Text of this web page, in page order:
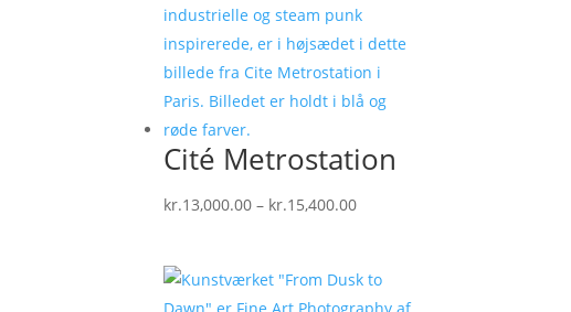
Cité Metrostation
kr.13,000.00 – kr.15,400.00Prisinterval:
kr.15,400.00